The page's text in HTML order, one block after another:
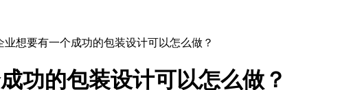
业想要有一个成功的包装设计可以怎么做？
功的包装设计可以怎么做？